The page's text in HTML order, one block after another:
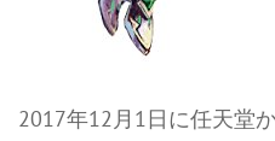
2017年12月1日に任天堂